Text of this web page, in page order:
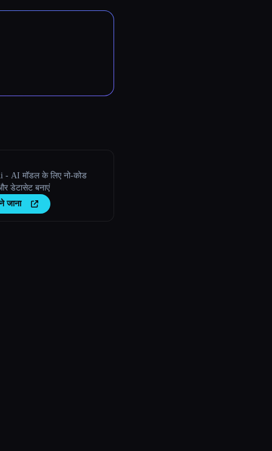
- AI मॉडल के लिए नो-कोड
डेटासेट बनाएं
जाना